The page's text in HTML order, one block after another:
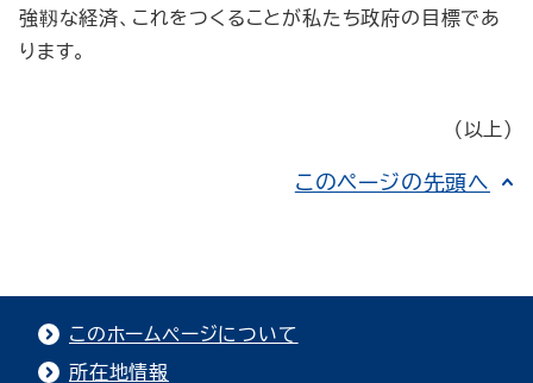
強靱な経済、これをつくることが私たち政府の目標であ
ります。
（以上）
このページの先頭へ
このホームページについて
所在地情報